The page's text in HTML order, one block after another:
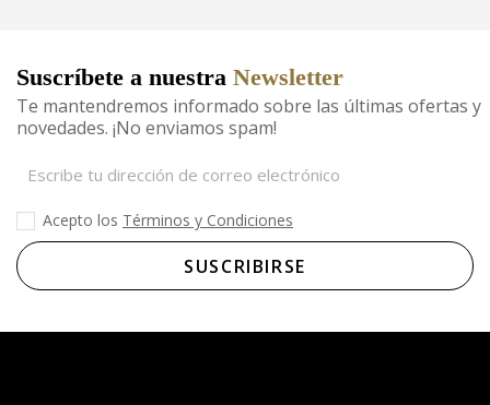
Suscríbete a nuestra Newsletter
Te mantendremos informado sobre las últimas ofertas y
novedades. ¡No enviamos spam!
Acepto los Términos y Condiciones